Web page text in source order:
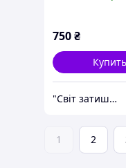
750₴
Купить
"Світ затишку" интернет-магазин текстиля и швейной фурнитуры
1 2